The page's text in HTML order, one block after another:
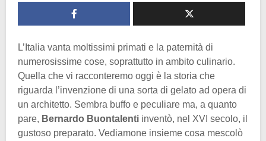
L’Italia vanta moltissimi primati e la paternità di
numerosissime cose, soprattutto in ambito culinario.
Quella che vi racconteremo oggi è la storia che
riguarda l’invenzione di una sorta di gelato ad opera di
un architetto. Sembra buffo e peculiare ma, a quanto
pare, Bernardo Buontalenti inventò, nel XVI secolo, il
gustoso preparato. Vediamone insieme cosa mescolò